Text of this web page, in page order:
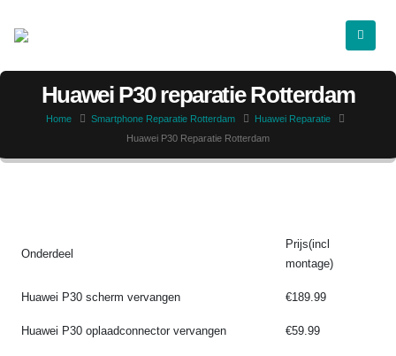
Huawei P30 reparatie Rotterdam
Home Smartphone Reparatie Rotterdam
Huawei Reparatie
Huawei P30 Reparatie Rotterdam
Onderdeel
Prijs(incl
montage)
Huawei P30 scherm vervangen €189.99
Huawei P30 oplaadconnector vervangen €59.99